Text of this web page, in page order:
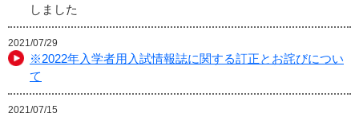
しました
2021/07/29
※2022年入学者用入試情報誌に関する訂正とお詫びについ
て
2021/07/15